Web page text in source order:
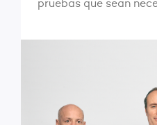
pruebas que sean